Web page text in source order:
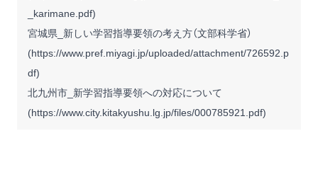
_karimane.pdf)
宮城県_新しい学習指導要領の考え方（文部科学省）
(https://www.pref.miyagi.jp/uploaded/attachment/726592.p
df)
北九州市_新学習指導要領への対応について
(https://www.city.kitakyushu.lg.jp/files/000785921.pdf)